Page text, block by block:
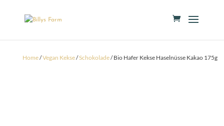
Home/Vegan Kekse/Schokolade/ Bio Hafer Kekse Haselnüsse Kakao 175g